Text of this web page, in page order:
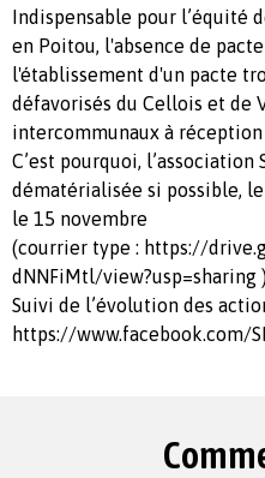
Indispensable pour l’équité
en Poitou, l'absence de
l'établissement d'un pacte
défavorisés du Cellois et de
intercommunaux à
C’est pourquoi,
dématérialisée si possible,
le 15 novembre
(courrier type : https://
dNNFiMtl/view?usp=sharing
Suivi de l’évolution des
https://www.facebook.com/